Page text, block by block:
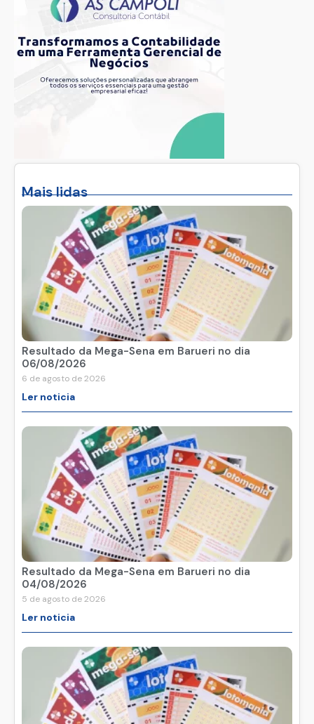
Mais lidas
Resultado da Mega-Sena em Barueri no dia
06/08/2026
6 de agosto de 2026
Ler noticia
Resultado da Mega-Sena em Barueri no dia
04/08/2026
5 de agosto de 2026
Ler noticia